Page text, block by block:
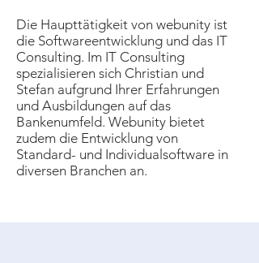
Die Haupttätigkeit von webunity ist
die Softwareentwicklung und das IT
Consulting. Im IT Consulting
spezialisieren sich Christian und
Stefan aufgrund Ihrer Erfahrungen
und Ausbildungen auf das
Bankenumfeld. Webunity bietet
zudem die Entwicklung von
Standard- und Individualsoftware in
diversen Branchen an.